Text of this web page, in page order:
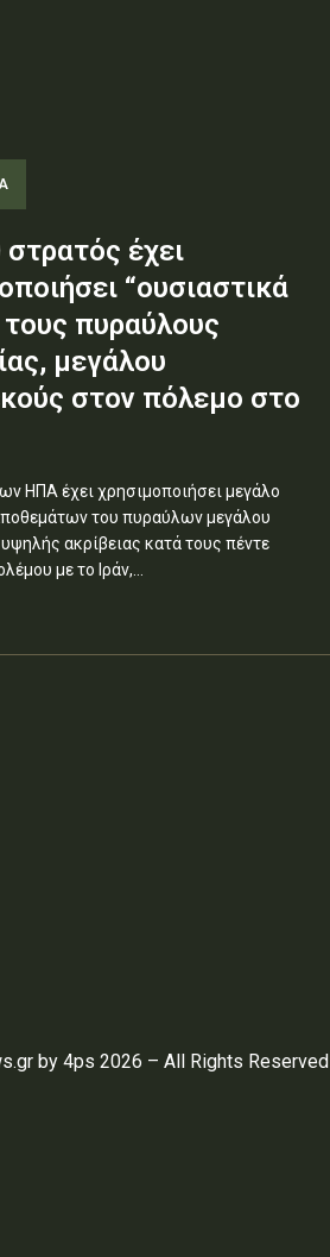
έχει
“ουσιαστικά
τους πυραύλους
μεγάλου
στον πόλεμο στο
ΗΠΑ έχει χρησιμοποιήσει μεγάλο
του πυραύλων μεγάλου
ακρίβειας κατά τους πέντε
με το Ιράν,...
by 4ps 2026 – All Rights Reserved